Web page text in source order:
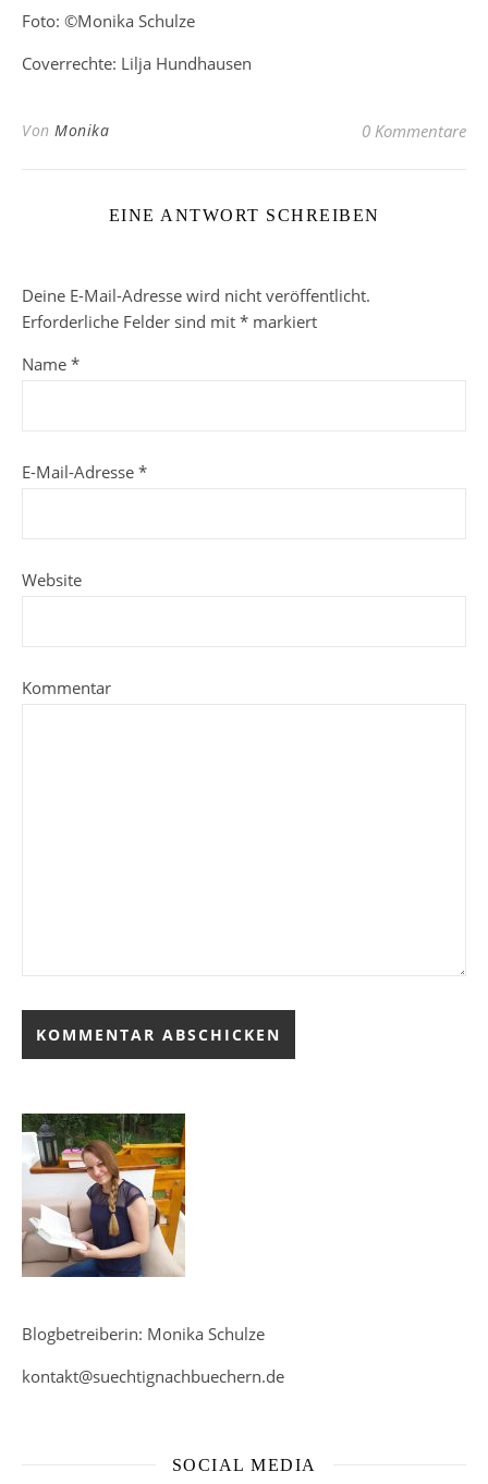
Foto: ©Monika Schulze
Coverrechte: Lilja Hundhausen
Von Monika 0 Kommentare
EINE ANTWORT SCHREIBEN
Deine E-Mail-Adresse wird nicht veröffentlicht.
Erforderliche Felder sind mit * markiert
Name *
E-Mail-Adresse *
Website
Kommentar
Blogbetreiberin: Monika Schulze
kontakt@suechtignachbuechern.de
SOCIAL MEDIA